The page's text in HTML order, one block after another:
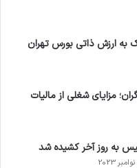
ارزش ذاتی بورس تهران
مزایای شغلی از مالیات
به روز آخر کشیده شد